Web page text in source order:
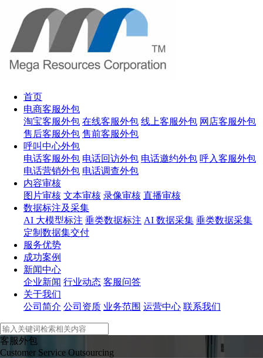
首页
电商客服外包
淘宝客服外包 在线客服外包 线上客服外包 网店客服外包
售后客服外包 售前客服外包
呼叫中心外包
电话客服外包 电话回访外包 电话邀约外包 呼入客服外包
电话营销外包 电话调查外包
内容审核
图片审核 文本审核 录像审核 直播审核
数据标注及采集
AI 大模型标注 垂类数据标注 AI 数据采集 垂类数据采集
定制数据集交付
服务优势
成功案例
新闻中心
企业新闻 行业动态 客服问答
关于我们
公司简介 公司资质 业务范围 运营中心 联系我们
客服外包
Customer Service Outsourcing